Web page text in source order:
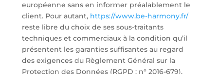
européenne sans en informer préalablement le
client. Pour autant, https://www.be-harmony.fr/
reste libre du choix de ses sous-traitants
techniques et commerciaux à la condition qu’il
présentent les garanties suffisantes au regard
des exigences du Règlement Général sur la
Protection des Données (RGPD : n° 2016-679).